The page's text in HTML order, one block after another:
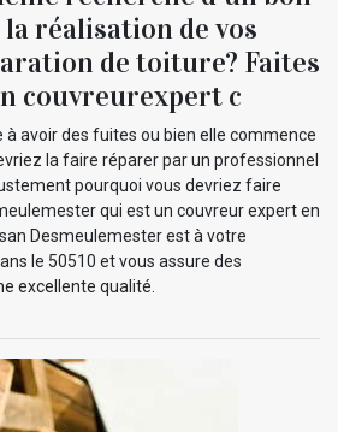
réalisation de vos
de toiture? Faites
couvreurexpert c
avoir des fuites ou bien elle commence
la faire réparer par un professionnel
pourquoi vous devriez faire
qui est un couvreur expert en
Desmeulemester est à votre
le 50510 et vous assure des
excellente qualité.